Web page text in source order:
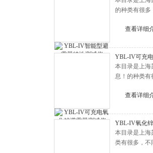
的种类有很多
查看详细
YBL-IV可充
本目录是上海
息！的种类有
查看详细
YBL-IV氧化
本目录是上海
类有很多，不